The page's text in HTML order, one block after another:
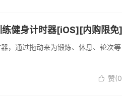
健身计时器[iOS][内购限免]
，通过拖动来为锻炼、休息、轮次等
 赞(0